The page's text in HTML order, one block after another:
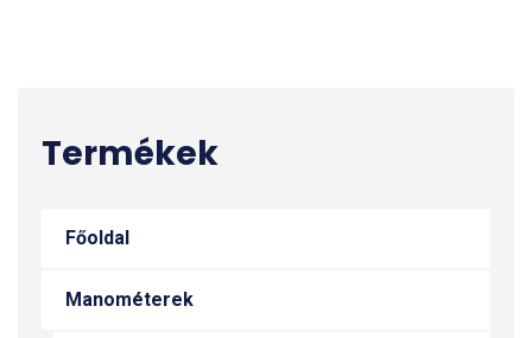
Termékek
Főoldal
Manométerek